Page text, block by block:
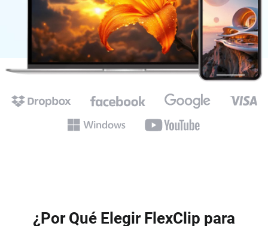
¿Por Qué Elegir FlexClip para